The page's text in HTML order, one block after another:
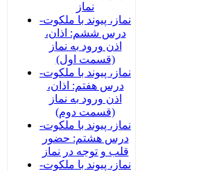
نماز
نماز، پیوند با ملکوت-
درس ششم: اذان،
اذن ورود به نماز
(قسمت اول)
نماز، پیوند با ملکوت-
درس هفتم: اذان،
اذن ورود به نماز
(قسمت دوم)
نماز، پیوند با ملکوت-
درس هشتم: حضور
قلب و توجه در نماز
نماز، پیوند با ملکوت-